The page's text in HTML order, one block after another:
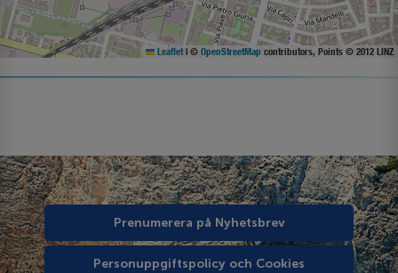
Leaflet | © OpenStreetMap contributors, Points © 2012 LINZ
Prenumerera på Nyhetsbrev
Personuppgiftspolicy och Cookies